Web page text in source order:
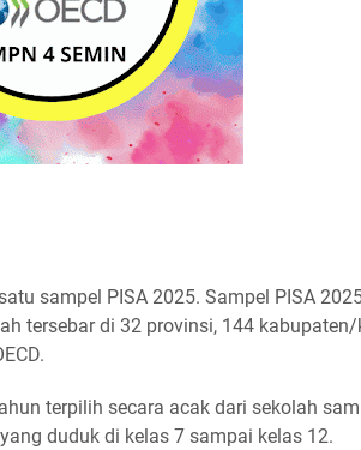
sampel PISA 2025. Sampel PISA
tersebar di 32 provinsi, 144
terpilih secara acak dari sekolah
duduk di kelas 7 sampai kelas 12.